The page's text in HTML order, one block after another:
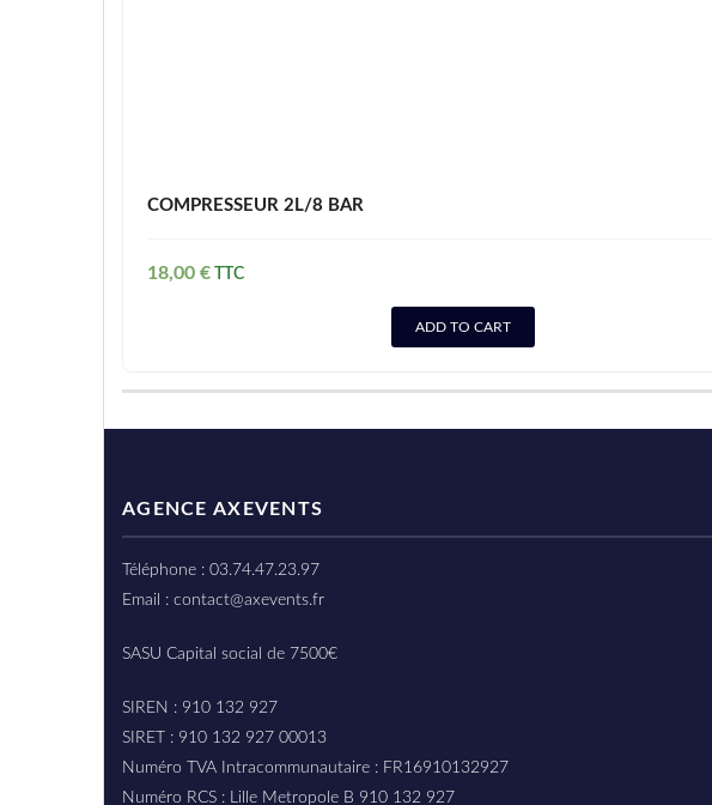
COMPRESSEUR 2L/8 BAR
18,00 €
ADD TO CART
AGENCE AXEVENTS
Téléphone : 03.74.47.23.97
Email : contact@axevents.fr
SASU Capital social de 7500€
SIREN : 910 132 927
SIRET : 910 132 927 00013
Numéro TVA Intracommunautaire : FR16910132927
Numéro RCS : Lille Metropole B 910 132 927